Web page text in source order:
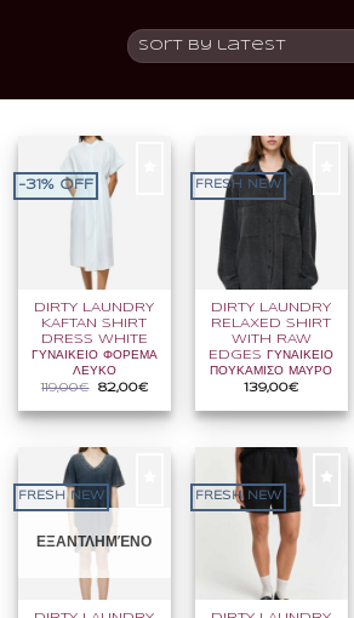
-31% OFF
DIRTY LAUNDRY
KAFTAN SHIRT
DRESS WHITE
ΓΥΝΑΙΚΕΙΟ ΦΟΡΕΜΑ
ΛΕΥΚΟ
119,00€
Original
was:
119,00€.
82,00€Η
τιμή
είναι:
FRESH NEW
DIRTY LAUNDRY
RELAXED SHIRT
WITH RAW
EDGES ΓΥΝΑΙΚΕΙΟ
ΠΟΥΚΑΜΙΣΟ ΜΑΥΡΟ
139,00€
FRESH NEW
ΕΞΑΝΤΛΗΜΈΝΟ
FRESH NEW